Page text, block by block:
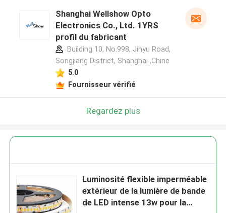
Shanghai Wellshow Opto
Electronics Co., Ltd. 1YRS
profil du fabricant
Building 10, No.998, Jinyu Road,
Songjiang District, Shanghai ,Chine
5.0
Fournisseur vérifié
Regardez plus
Luminosité flexible imperméable
extérieur de la lumière de bande
de LED intense 13w pour la